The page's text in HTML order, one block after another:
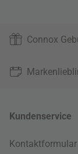
Connox
Kundenservice
Kontaktformular